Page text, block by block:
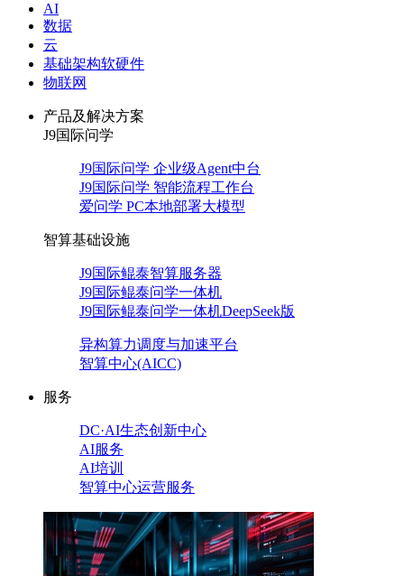
AI
数据
云
基础架构软硬件
物联网
产品及解决方案
J9国际问学
J9国际问学 企业级Agent中台
J9国际问学 智能流程工作台
爱问学 PC本地部署大模型
智算基础设施
J9国际鲲泰智算服务器
J9国际鲲泰问学一体机
J9国际鲲泰问学一体机DeepSeek版
异构算力调度与加速平台
智算中心(AICC)
服务
DC·AI生态创新中心
AI服务
AI培训
智算中心运营服务